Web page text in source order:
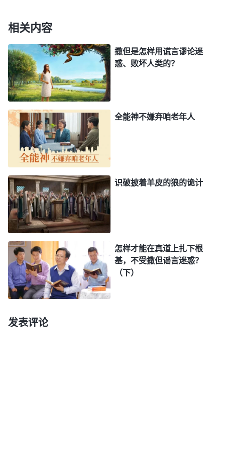
启，满了神的祝福。神不会偏待任何一个真心追求他
的人，他不会偏待任何一个能活出他为他作见证的
人，他不会咒诅一个能真心渴慕真理的人。你在吃喝
神话时能注重认识自己的实在情形，能注重自己的实
行、注重自己的认识，那你遇事就能得着开启，得着
辨。有真理的人就不至于受迷惑，也不至于做出打岔
的事或过分的事，因着真理他蒙了保守，也因着真理
而得着了更多的认识，因着真理得着了更多的实行的
路，得着了更多的圣灵作工的机会、更多的被成全的
机会。
——《话・卷一 神的显现与作工・注重实行的人才能被成
相关内容
撒但是怎样用谎言谬论迷
惑、败坏人类的？
全能神不嫌弃咱老年人
识破披着羊皮的狼的诡计
怎样才能在真道上扎下根
基，不受撒但谣言迷惑？
（下）
发表评论